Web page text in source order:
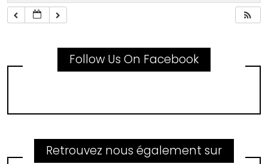
Follow Us On Facebook
Retrouvez nous également sur